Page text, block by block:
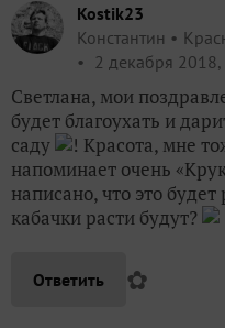
Kostik23
Константин
2 декабря
Светлана, мои
будет благоухать и
саду
! Красота, мне
напоминает очень
написано, что это
кабачки расти будут?
Ответить ✿